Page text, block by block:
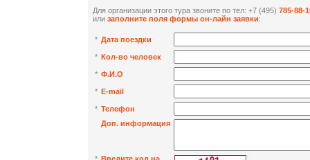
Для организации этого тура звоните по тел: +7 (495) 785-88-
или заполните поля формы он-лайн заявки:
* Дата поездки
* Кол-во человек
* Ф.И.О
* E-mail
* Телефон
Доп. информация